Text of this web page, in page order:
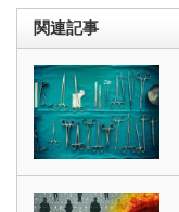
関連記事